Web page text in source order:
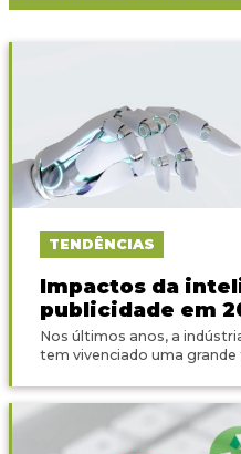
TENDÊNCIAS
Impactos da
publicidade em
Nos últimos anos, a
tem vivenciado uma grande